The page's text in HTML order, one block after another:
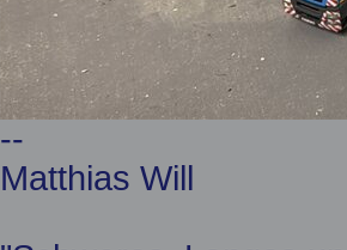
--
Matthias Will